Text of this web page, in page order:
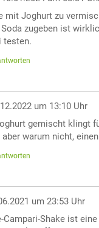
mit Joghurt zu
zugeben ist
testen.
um 13:10 Uhr
gemischt klingt
aber warum nicht,
um 23:53 Uhr
Campari-Shake ist